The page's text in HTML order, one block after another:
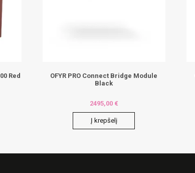
Red
OFYR PRO Connect Bridge Module
Black
2495,00 €
Į krepšelį